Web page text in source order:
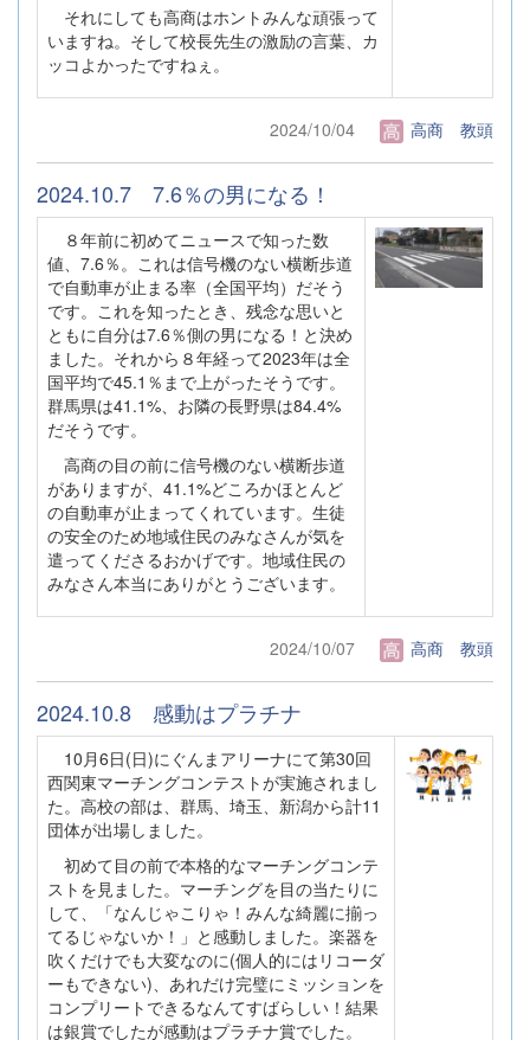
それにしても高商はホントみんな頑張って
いますね。そして校長先生の激励の言葉、カ
ッコよかったですねぇ。
2024/10/04 高商 教頭
2024.10.7 7.6％の男になる！
８年前に初めてニュースで知った数
値、7.6％。これは信号機のない横断歩道
で自動車が止まる率（全国平均）だそう
です。これを知ったとき、残念な思いと
ともに自分は7.6％側の男になる！と決め
ました。それから８年経って2023年は全
国平均で45.1％まで上がったそうです。
群馬県は41.1%、お隣の長野県は84.4%
だそうです。
高商の目の前に信号機のない横断歩道
がありますが、41.1%どころかほとんど
の自動車が止まってくれています。生徒
の安全のため地域住民のみなさんが気を
遣ってくださるおかげです。地域住民の
みなさん本当にありがとうございます。
2024/10/07 高商 教頭
2024.10.8 感動はプラチナ
10月6日(日)にぐんまアリーナにて第30回
西関東マーチングコンテストが実施されまし
た。高校の部は、群馬、埼玉、新潟から計11
団体が出場しました。
初めて目の前で本格的なマーチングコンテ
ストを見ました。マーチングを目の当たりに
して、「なんじゃこりゃ！みんな綺麗に揃っ
てるじゃないか！」と感動しました。楽器を
吹くだけでも大変なのに(個人的にはリコーダ
ーもできない)、あれだけ完璧にミッションを
コンプリートできるなんてすばらしい！結果
は銀賞でしたが感動はプラチナ賞でした。